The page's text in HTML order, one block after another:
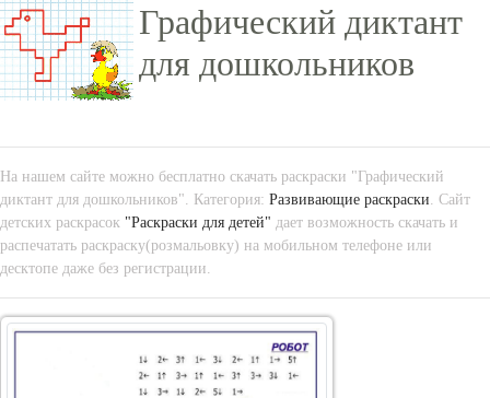
Графический диктант
для дошкольников
На нашем сайте можно бесплатно скачать раскраски "Графический
диктант для дошкольников". Категория: Развивающие раскраски. Сайт
детских раскрасок "Раскраски для детей" дает возможность скачать и
распечатать раскраску(розмальовку) на мобильном телефоне или
десктопе даже без регистрации.